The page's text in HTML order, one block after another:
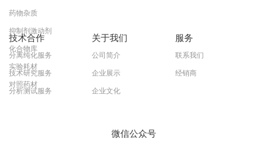
药物杂质
抑制剂激动剂
化合物库
实验耗材
对照药材
技术合作
分离纯化服务
技术研究服务
分析测试服务
关于我们
公司简介
企业展示
企业文化
服务
联系我们
经销商
微信公众号